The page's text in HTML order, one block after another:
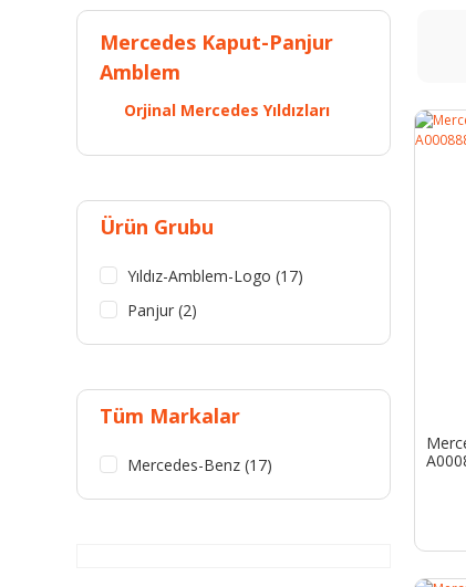
Mercedes Kaput-Panjur
Amblem
Orjinal Mercedes Yıldızları
Ürün Grubu
Yıldız-Amblem-Logo (17)
Panjur (2)
Tüm Markalar
Mercedes-Benz (17)